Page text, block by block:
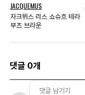
JACQUEMUS
자크뮈스 리스 쇼슈흐 테라
부츠 브라운
댓글 0개